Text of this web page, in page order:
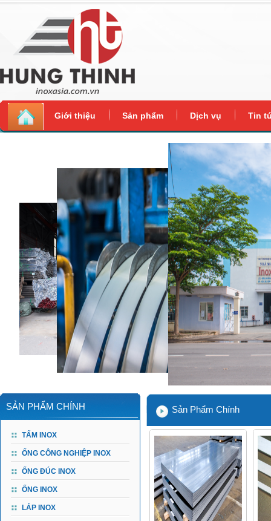
Giới thiệu Sản phẩm Dịch vụ Tin
SẢN PHẨM CHÍNH
TẤM INOX
ỐNG CÔNG NGHIỆP INOX
ỐNG ĐÚC INOX
ỐNG INOX
LÁP INOX
Sản Phẩm Chính